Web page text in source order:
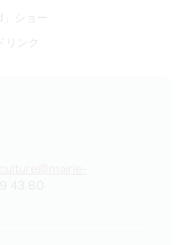
ショー
リンク